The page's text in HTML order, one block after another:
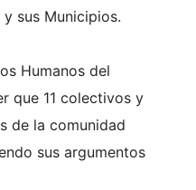
sus Municipios.
Humanos del
que 11 colectivos y
de la comunidad
sus argumentos